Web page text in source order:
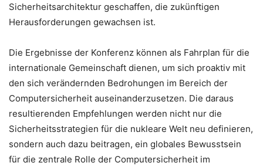
Sicherheitsarchitektur geschaffen, die zukünftigen
Herausforderungen gewachsen ist.
Die Ergebnisse der Konferenz können als Fahrplan für die
internationale Gemeinschaft dienen, um sich proaktiv mit
den sich verändernden Bedrohungen im Bereich der
Computersicherheit auseinanderzusetzen. Die daraus
resultierenden Empfehlungen werden nicht nur die
Sicherheitsstrategien für die nukleare Welt neu definieren,
sondern auch dazu beitragen, ein globales Bewusstsein
für die zentrale Rolle der Computersicherheit im